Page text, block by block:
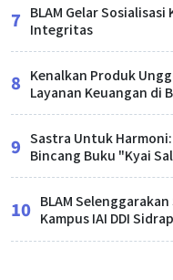
7 BLAM Gelar
Integritas
8 Kenalkan Produk
Layanan Keuangan di
9 Sastra Untuk
Bincang Buku "Kyai
10 BLAM
Kampus IAI DDI Sidrap